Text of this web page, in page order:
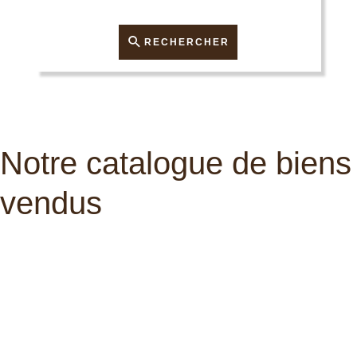
RECHERCHER
Notre catalogue de biens
vendus